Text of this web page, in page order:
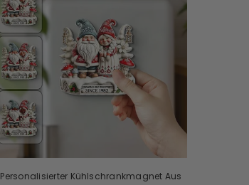
Personalisierter Kühlschrankmagnet Aus